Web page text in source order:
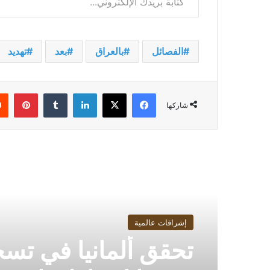
الفصائل بالعراق بعد تهديد
شاركها
فيسبوك
‫X لينكدإن
إشراقات عالمية
تحقق ألمانيا في